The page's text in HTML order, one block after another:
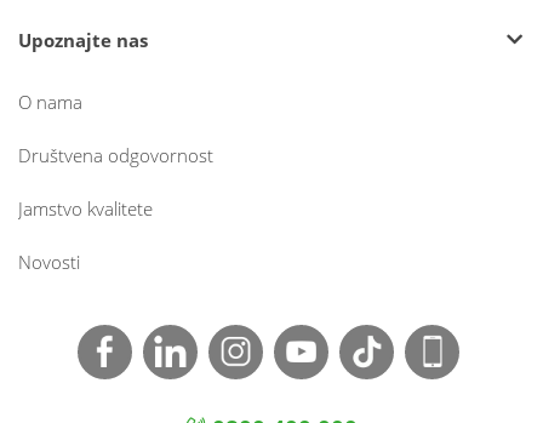
Upoznajte nas
O nama
Društvena odgovornost
Jamstvo kvalitete
Novosti